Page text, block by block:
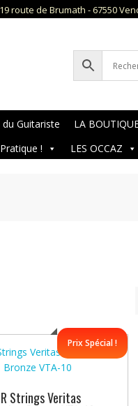
19 route de Brumath - 67550
du Guitariste LA
!
LES OCCAZ
Prix Spécial !
Strings Veritas